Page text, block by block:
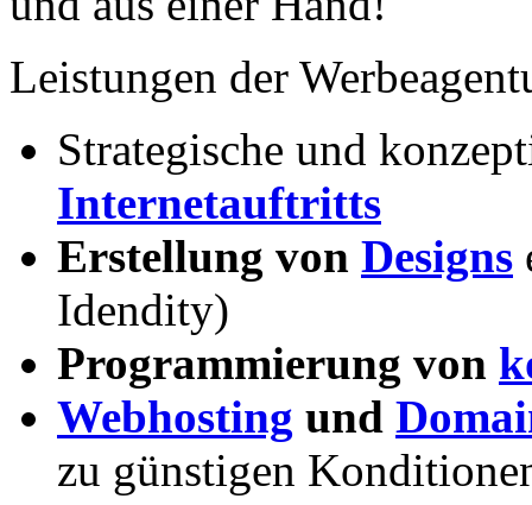
Leistungen der
Strategische und
Internetauftritts
Erstellung von Designs
Idendity)
Programmierung von
Webhosting und
zu günstigen